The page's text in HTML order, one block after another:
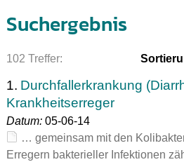
Suchergebnis
102 Treffer:
1. Durchfallerkrankung
Krankheitserreger
Datum:05-06-14
… gemeinsam mit den
Erregern bakterieller Infektionen